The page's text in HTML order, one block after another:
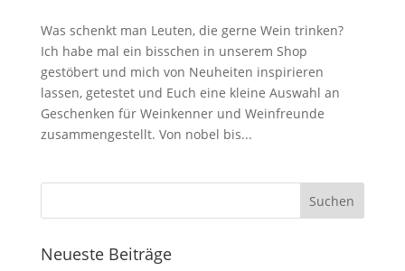
Was schenkt man Leuten, die gerne Wein trinken?
Ich habe mal ein bisschen in unserem Shop
gestöbert und mich von Neuheiten inspirieren
lassen, getestet und Euch eine kleine Auswahl an
Geschenken für Weinkenner und Weinfreunde
zusammengestellt. Von nobel bis...
Neueste Beiträge